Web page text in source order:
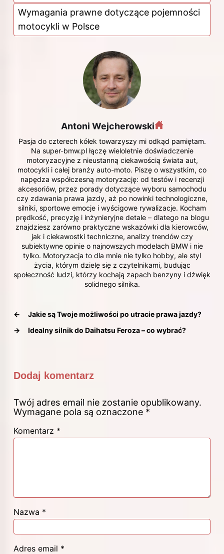
Wymagania prawne dotyczące pojemności
motocykli w Polsce
Antoni Wejcherowski
Pasja do czterech kółek towarzyszy mi odkąd pamiętam.
Na super-bmw.pl łączę wieloletnie doświadczenie
motoryzacyjne z nieustanną ciekawością świata aut,
motocykli i całej branży auto-moto. Piszę o wszystkim, co
napędza współczesną motoryzację: od testów i recenzji
akcesoriów, przez porady dotyczące wyboru samochodu
czy zdawania prawa jazdy, aż po nowinki technologiczne,
silniki, sportowe emocje i wyścigowe rywalizacje. Kocham
prędkość, precyzję i inżynieryjne detale – dlatego na blogu
znajdziesz zarówno praktyczne wskazówki dla kierowców,
jak i ciekawostki techniczne, analizy trendów czy
subiektywne opinie o najnowszych modelach BMW i nie
tylko. Motoryzacja to dla mnie nie tylko hobby, ale styl
życia, którym dzielę się z czytelnikami, budując
społeczność ludzi, którzy kochają zapach benzyny i dźwięk
solidnego silnika.
←
Jakie są Twoje możliwości po utracie prawa jazdy?
→
Idealny silnik do Daihatsu Feroza – co wybrać?
Dodaj komentarz
Twój adres email nie zostanie opublikowany.
Wymagane pola są oznaczone *
Komentarz *
Nazwa *
Adres email *